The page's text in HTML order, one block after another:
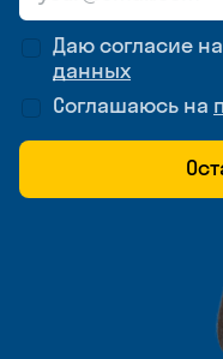
Даю согласие
данных
Соглашаюсь на